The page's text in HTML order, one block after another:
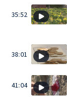
35:52
38:01
41:04